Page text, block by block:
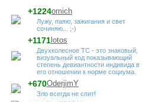
omich
+1224
Лужу, паяю, зажигания и свет
сочиняю... ;-)
lotos
+1171
Двухколесное ТС - это знаковый,
визуальный код показывающий
степень девиантности индивида в
его отношении к норме социума.
OderjimY
+670
Зло всегда не спит!